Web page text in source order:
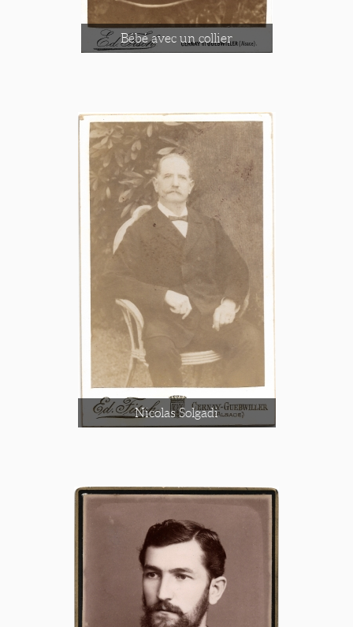
Bébé avec un collier
Nicolas Solgadi